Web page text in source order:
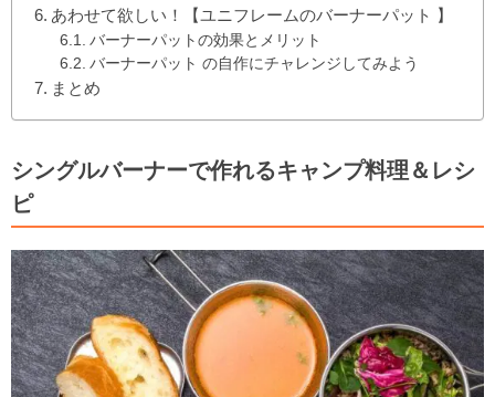
あわせて欲しい！【ユニフレームのバーナーパット 】
バーナーパットの効果とメリット
バーナーパット の自作にチャレンジしてみよう
まとめ
シングルバーナーで作れるキャンプ料理＆レシ
ピ